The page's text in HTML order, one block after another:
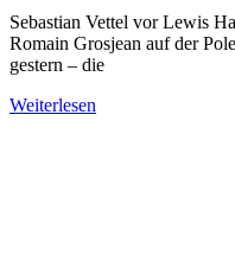
Sebastian Vettel vor Lewis
Romain Grosjean auf der
gestern – die
Weiterlesen